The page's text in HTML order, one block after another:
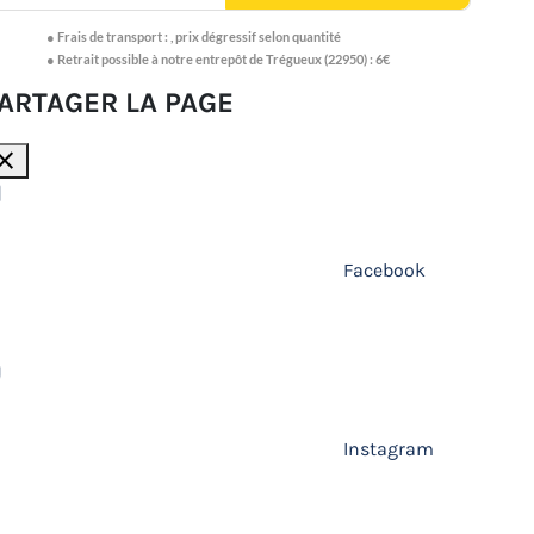
●Frais de transport : ,prix dégressif selon quantité
● Retrait possible à notre entrepôt de Trégueux (22950) : 6€
LA PAGE
Facebook
Instagram